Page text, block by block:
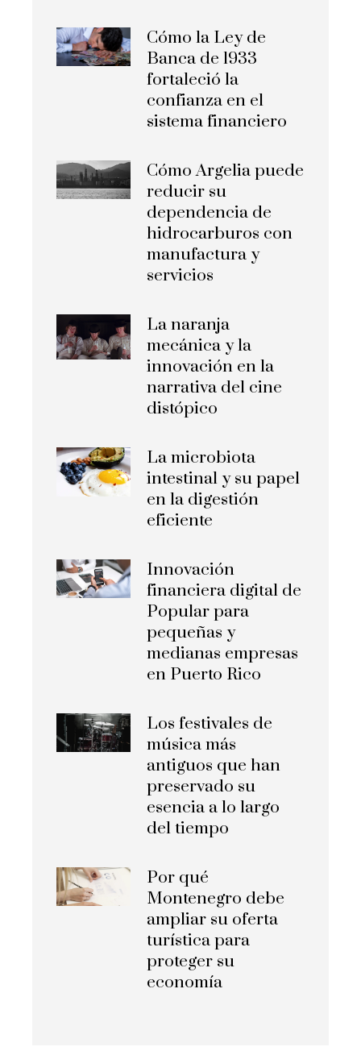
Cómo la Ley de
Banca de 1933
fortaleció la
confianza en el
sistema financiero
Cómo Argelia puede
reducir su
dependencia de
hidrocarburos con
manufactura y
servicios
La naranja
mecánica y la
innovación en la
narrativa del cine
distópico
La microbiota
intestinal y su papel
en la digestión
eficiente
Innovación
financiera digital de
Popular para
pequeñas y
medianas empresas
en Puerto Rico
Los festivales de
música más
antiguos que han
preservado su
esencia a lo largo
del tiempo
Por qué
Montenegro debe
ampliar su oferta
turística para
proteger su
economía